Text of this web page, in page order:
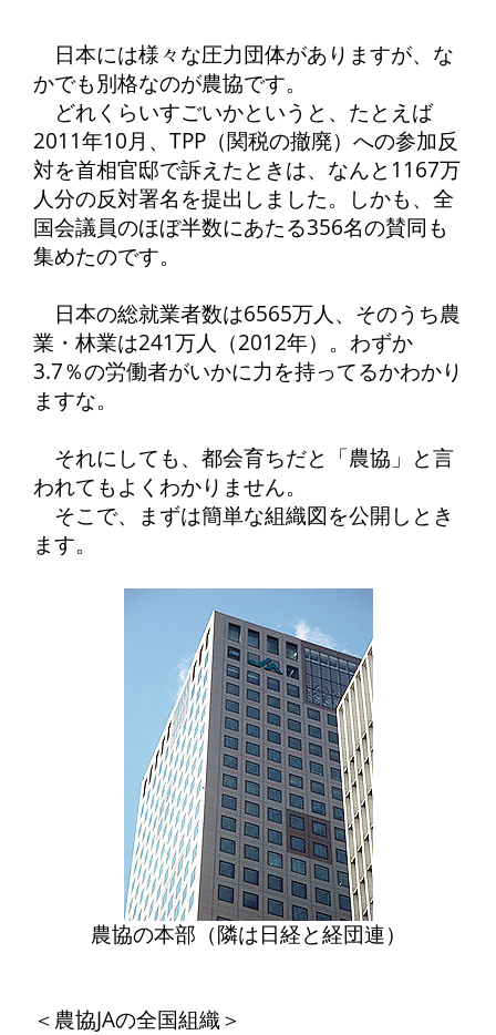
日本には様々な圧力団体がありますが、な
かでも別格なのが農協です。
どれくらいすごいかというと、たとえば
2011年10月、TPP（関税の撤廃）への参加反
対を首相官邸で訴えたときは、なんと1167万
人分の反対署名を提出しました。しかも、全
国会議員のほぼ半数にあたる356名の賛同も
集めたのです。
日本の総就業者数は6565万人、そのうち農
業・林業は241万人（2012年）。わずか
3.7％の労働者がいかに力を持ってるかわかり
ますな。
それにしても、都会育ちだと「農協」と言
われてもよくわかりません。
そこで、まずは簡単な組織図を公開しとき
ます。
農協の本部（隣は日経と経団連）
＜農協JAの全国組織＞